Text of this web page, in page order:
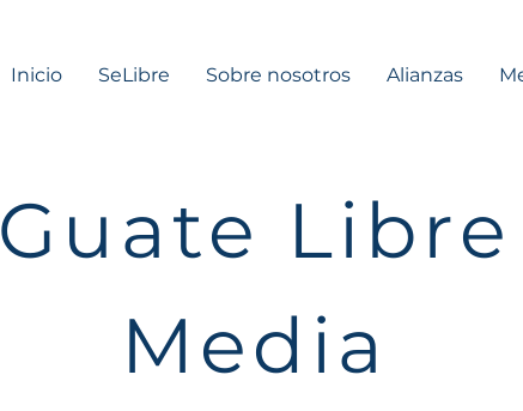
Inicio SeLibre Sobre nosotros Alianzas
Guate Libre
Media